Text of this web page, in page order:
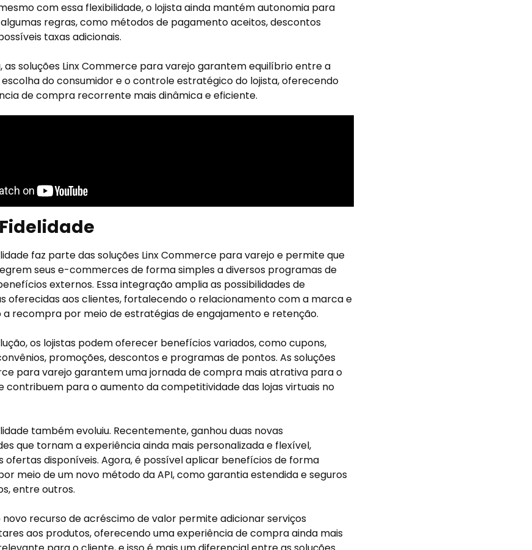
com essa flexibilidade, o lojista ainda mantém autonomia para
regras, como métodos de pagamento aceitos, descontos
taxas adicionais.
as soluções Linx Commerce para varejo garantem equilíbrio entre a
do consumidor e o controle estratégico do lojista, oferecendo
de compra recorrente mais dinâmica e eficiente.
faz parte das soluções Linx Commerce para varejo e permite que
seus e-commerces de forma simples a diversos programas de
externos. Essa integração amplia as possibilidades de
oferecidas aos clientes, fortalecendo o relacionamento com a marca e
a recompra por meio de estratégias de engajamento e retenção.
os lojistas podem oferecer benefícios variados, como cupons,
promoções, descontos e programas de pontos. As soluções
para varejo garantem uma jornada de compra mais atrativa para o
contribuem para o aumento da competitividade das lojas virtuais no
também evoluiu. Recentemente, ganhou duas novas
que tornam a experiência ainda mais personalizada e flexível,
ofertas disponíveis. Agora, é possível aplicar benefícios de forma
meio de um novo método da API, como garantia estendida e seguros
entre outros.
novo recurso de acréscimo de valor permite adicionar serviços
aos produtos, oferecendo uma experiência de compra ainda mais